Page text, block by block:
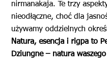
nirmanakaja. Te trzy
nieodłączne, choć dla
używamy oddzielnych
Natura, esencja i rigpa to
Dziungne – natura waszego